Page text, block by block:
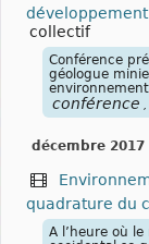
collectif
Conférence
géologue
conférence ,
décembre 2017
quadrature du
A l’heure où